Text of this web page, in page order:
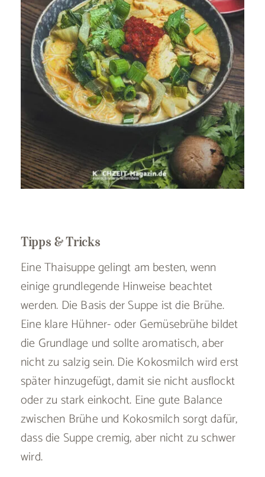
Tipps & Tricks
Eine Thaisuppe gelingt am besten, wenn
einige grundlegende Hinweise beachtet
werden. Die Basis der Suppe ist die Brühe.
Eine klare Hühner- oder Gemüsebrühe bildet
die Grundlage und sollte aromatisch, aber
nicht zu salzig sein. Die Kokosmilch wird erst
später hinzugefügt, damit sie nicht ausflockt
oder zu stark einkocht. Eine gute Balance
zwischen Brühe und Kokosmilch sorgt dafür,
dass die Suppe cremig, aber nicht zu schwer
wird.